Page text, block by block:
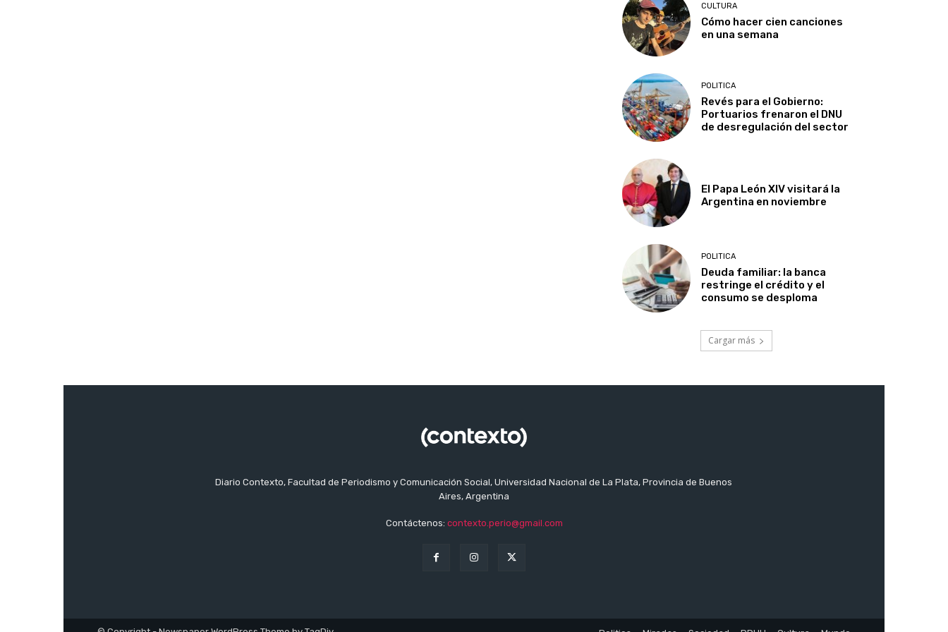
CULTURA
Cómo hacer cien canciones
en una semana
POLITICA
Revés para el Gobierno:
Portuarios frenaron el DNU
de desregulación del sector
El Papa León XIV visitará la
Argentina en noviembre
POLITICA
Deuda familiar: la banca
restringe el crédito y el
consumo se desploma
Cargar más
Diario Contexto, Facultad de Periodismo y Comunicación Social, Universidad Nacional de La Plata, Provincia de Buenos
Aires, Argentina
Contáctenos: contexto.perio@gmail.com